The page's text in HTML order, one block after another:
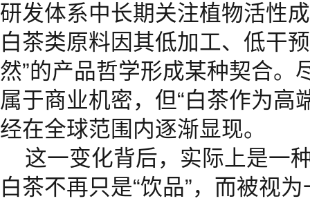
研发体系中长期关注植物活性
白茶类原料因其低加工、低干
然”的产品哲学形成某种契合。
属于商业机密，但“白茶作为高
经在全球范围内逐渐显现。
这一变化背后，实际上是一
白茶不再只是“饮品”，而被视